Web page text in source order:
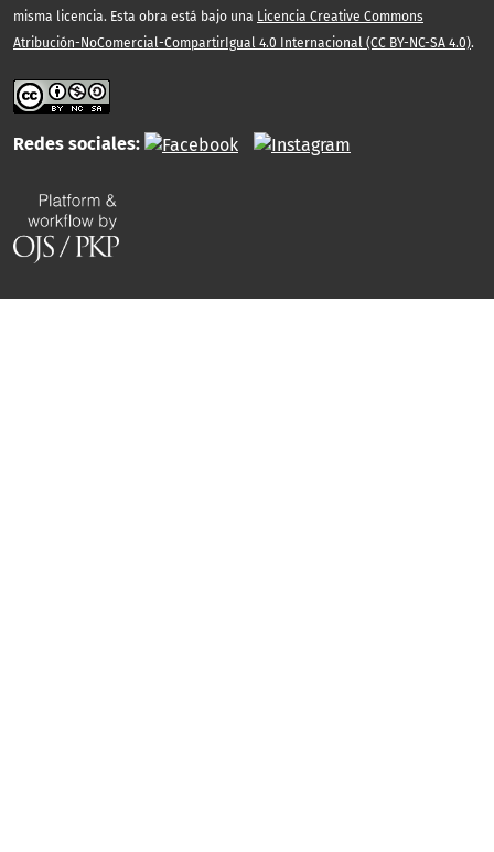
misma licencia. Esta obra está bajo una Licencia Creative Commons
Atribución-NoComercial-CompartirIgual 4.0 Internacional (CC BY-NC-SA 4.0).
Redes sociales: